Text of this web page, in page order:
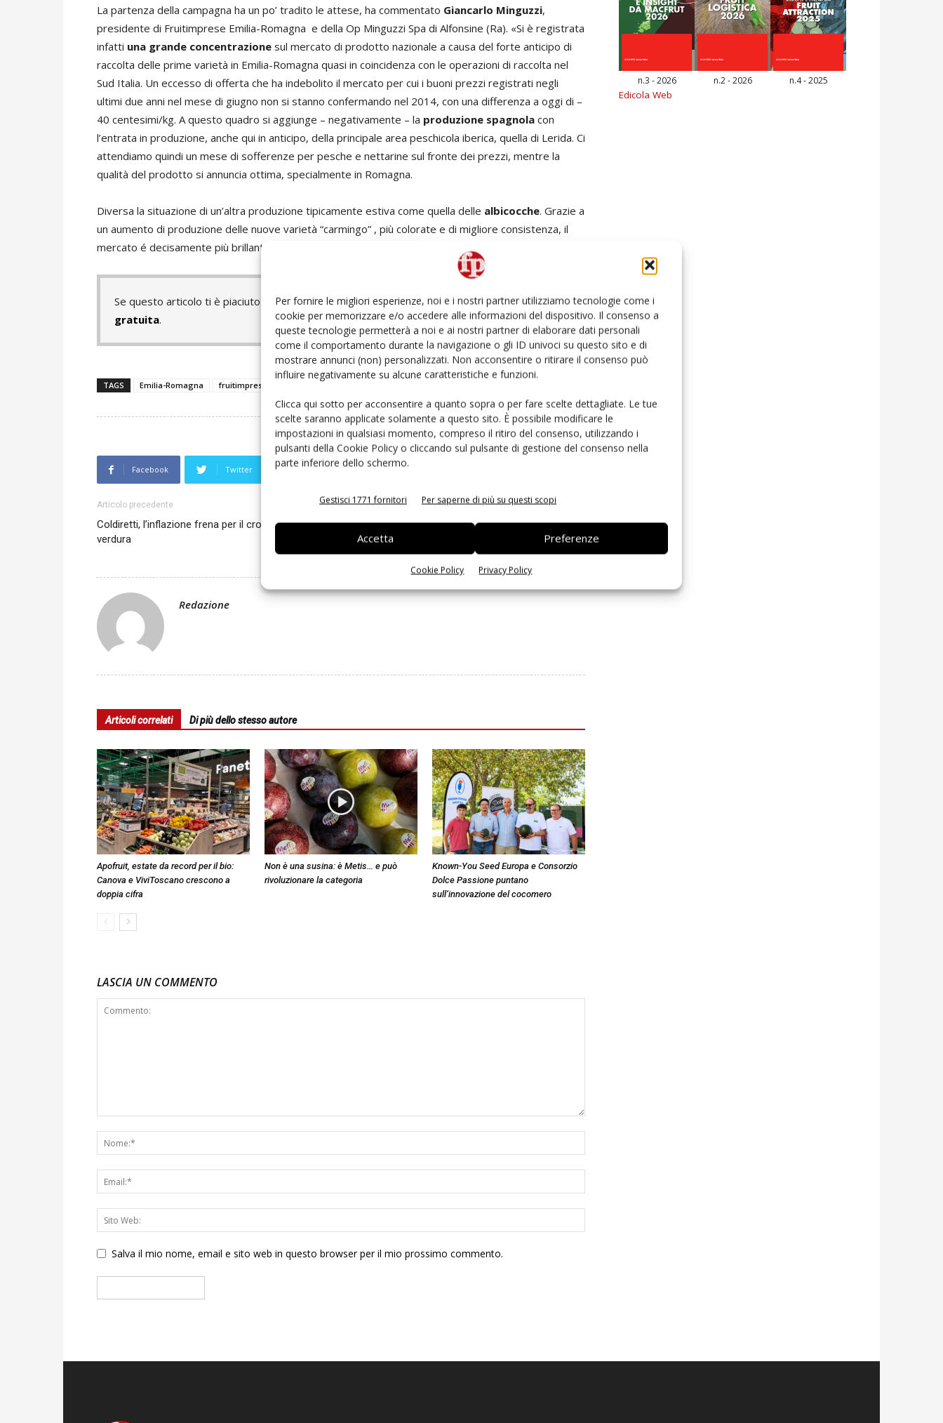
Per fornire le migliori esperienze, noi e i nostri partner utilizziamo tecnologie come i
cookie per memorizzare e/o accedere alle informazioni del dispositivo. Il consenso a
queste tecnologie permetterà a noi e ai nostri partner di elaborare dati personali
come il comportamento durante la navigazione o gli ID univoci su questo sito e di
mostrare annunci (non) personalizzati. Non acconsentire o ritirare il consenso può
influire negativamente su alcune caratteristiche e funzioni.
Clicca qui sotto per acconsentire a quanto sopra o per fare scelte dettagliate. Le tue
scelte saranno applicate solamente a questo sito. È possibile modificare le
impostazioni in qualsiasi momento, compreso il ritiro del consenso, utilizzando i
pulsanti della Cookie Policy o cliccando sul pulsante di gestione del consenso nella
parte inferiore dello schermo.
Gestisci 1771 fornitori Per saperne di più su questi scopi
Accetta Preferenze
Cookie Policy Privacy Policy
La partenza della campagna ha un po’ tradito le attese, ha commentato Giancarlo Minguzzi,
presidente di Fruitimprese Emilia-Romagna e della Op Minguzzi Spa di Alfonsine (Ra). «Si è registrata
infatti una grande concentrazione sul mercato di prodotto nazionale a causa del forte anticipo di
raccolta delle prime varietà in Emilia-Romagna quasi in coincidenza con le operazioni di raccolta nel
Sud Italia. Un eccesso di offerta che ha indebolito il mercato per cui i buoni prezzi registrati negli
ultimi due anni nel mese di giugno non si stanno confermando nel 2014, con una differenza a oggi di –
40 centesimi/kg. A questo quadro si aggiunge – negativamente – la produzione spagnola con
l’entrata in produzione, anche qui in anticipo, della principale area peschicola iberica, quella di Lerida. Ci
attendiamo quindi un mese di sofferenze per pesche e nettarine sul fronte dei prezzi, mentre la
qualità del prodotto si annuncia ottima, specialmente in Romagna.
Diversa la situazione di un’altra produzione tipicamente estiva come quella delle albicocche. Grazie a
un aumento di produzione delle nuove varietà “carmingo” , più colorate e di migliore consistenza, il
mercato é decisamente più brillante degli anni scorsi».
Se questo articolo ti è piaciuto e vuoi rimanere sempre informatoiscriviti alla newsletter
gratuita.
TAGS Emilia-Romagna fruitimprese
Facebook Twitter Linkedin Pinterest
Articolo precedente
Coldiretti, l’inflazione frena per il crollo di frutta e
verdura
Prossimo articolo
Nocciole, cresce la richiesta mondiale, ma la
produzione è ferma
Redazione
Articoli correlati Di più dello stesso autore
Apofruit, estate da record per il bio:
Canova e ViviToscano crescono a
doppia cifra
Non è una susina: è Metis… e può
rivoluzionare la categoria
Known-You Seed Europa e Consorzio
Dolce Passione puntano
sull’innovazione del cocomero
LASCIA UN COMMENTO
Salva il mio nome, email e sito web in questo browser per il mio prossimo commento.
n.3 - 2026 n.2 - 2026 n.4 - 2025
Edicola Web